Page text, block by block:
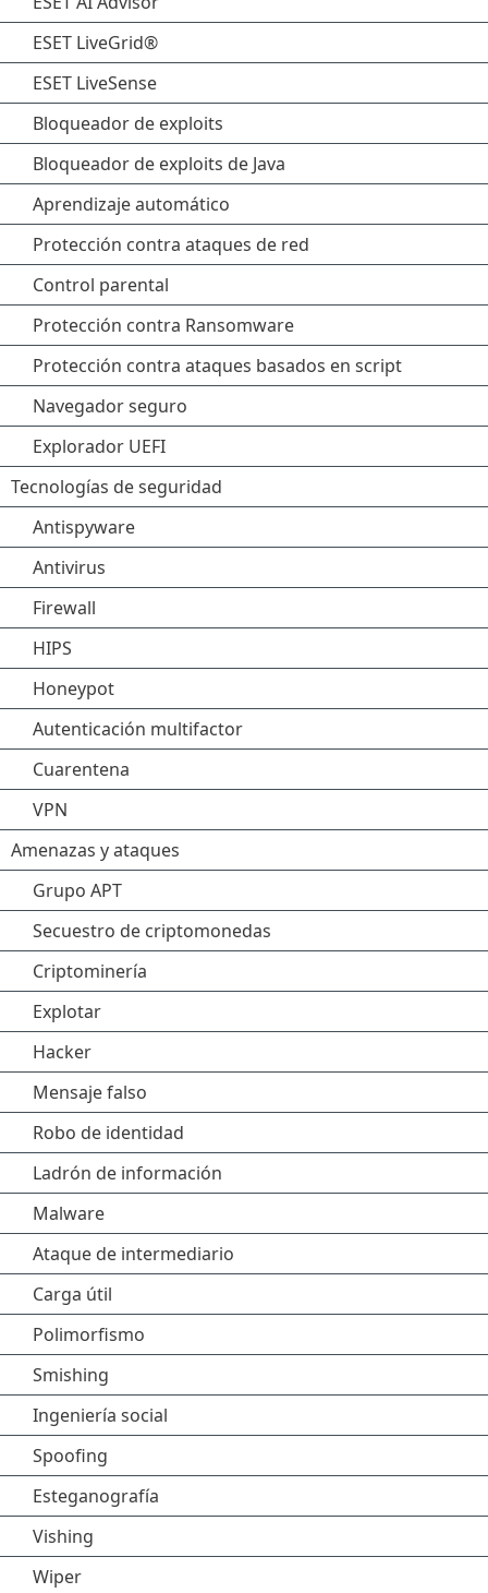
ESET LiveGrid®
ESET LiveSense
Bloqueador de exploits
Bloqueador de exploits de Java
Aprendizaje automático
Protección contra ataques de red
Control parental
Protección contra Ransomware
Protección contra ataques basados en script
Navegador seguro
Explorador UEFI
Tecnologías de seguridad
Antispyware
Antivirus
Firewall
HIPS
Honeypot
Autenticación multifactor
Cuarentena
VPN
Amenazas y ataques
Grupo APT
Secuestro de criptomonedas
Criptominería
Explotar
Hacker
Mensaje falso
Robo de identidad
Ladrón de información
Malware
Ataque de intermediario
Carga útil
Polimorfismo
Smishing
Ingeniería social
Spoofing
Esteganografía
Vishing
Wiper